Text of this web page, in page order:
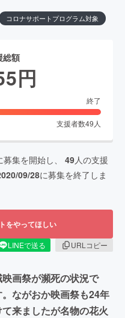
コロナサポートプログラム対象
総額
円
終了
支援者数49 人
募集を開始し、 49人の支援
09/28に募集を終了しま
をやってほしい
LINEで送る
URLコピー
画祭が瀕死の状況で
ながおか映画祭も24年
来ましたが名物の花火